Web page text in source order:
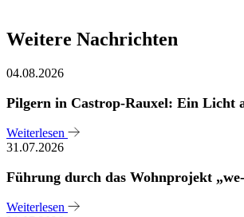
Weitere Nachrichten
04.08.2026
Pilgern in Castrop-Rauxel: Ein Licht
Weiterlesen
31.07.2026
Führung durch das Wohnprojekt
Weiterlesen